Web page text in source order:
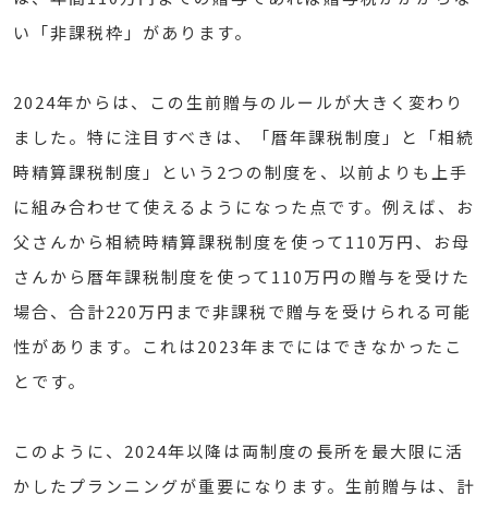
い「非課税枠」があります。
2024年からは、この生前贈与のルールが大きく変わり
ました。特に注目すべきは、「暦年課税制度」と「相続
時精算課税制度」という2つの制度を、以前よりも上手
に組み合わせて使えるようになった点です。例えば、お
父さんから相続時精算課税制度を使って110万円、お母
さんから暦年課税制度を使って110万円の贈与を受けた
場合、合計220万円まで非課税で贈与を受けられる可能
性があります。これは2023年までにはできなかったこ
とです。
このように、2024年以降は両制度の長所を最大限に活
かしたプランニングが重要になります。生前贈与は、計